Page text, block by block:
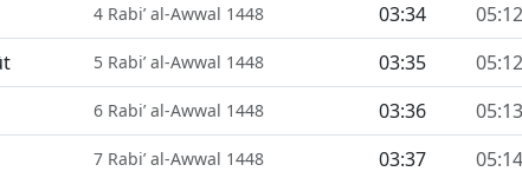
4 Rabi’ al-Awwal 1448 03:34 05:12
5 Rabi’ al-Awwal 1448 03:35 05:12
6 Rabi’ al-Awwal 1448 03:36 05:13
7 Rabi’ al-Awwal 1448 03:37 05:14